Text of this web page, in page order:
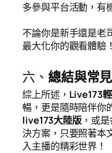
多參與平台活動，有
不論你是新手還是老
最大化你的觀看體驗！
六、 總結與常
綜上所述， Live173
暢，更是隨時陪伴你
live173大陸版 ，或
決方案，只要照著本
入主播的精彩世界！